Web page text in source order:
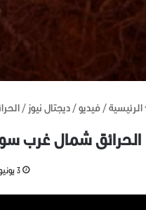
الرئيسية / فيديو / ديجتال نيوز /
الحرائق شمال غرب
3 يونيو، 2021